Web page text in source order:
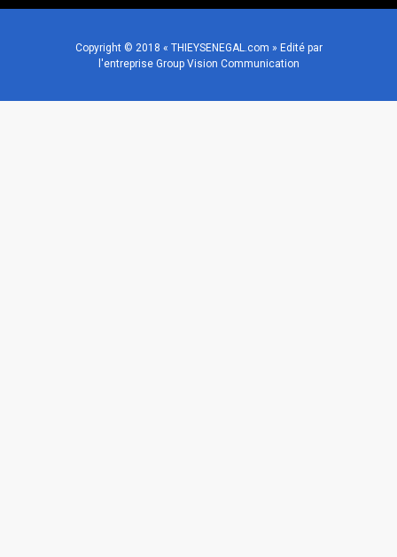
Copyright © 2018 « THIEYSENEGAL.com » Edité par
l'entreprise Group Vision Communication